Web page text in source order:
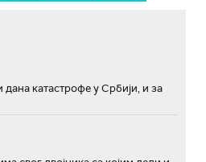
катастрофе у Србији, и за